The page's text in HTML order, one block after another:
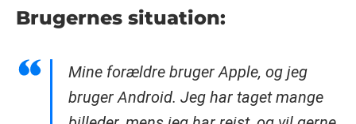
Brugernes situation:
Mine forældre bruger Apple, og jeg
bruger Android. Jeg har taget mange